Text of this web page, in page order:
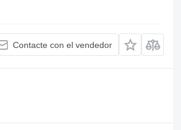
Contacte con el vendedor